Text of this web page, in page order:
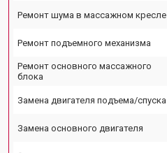
Ремонт шума в массажном кресле
Ремонт подъемного механизма
Ремонт основного массажного
блока
Замена двигателя подъема/спуска
Замена основного двигателя